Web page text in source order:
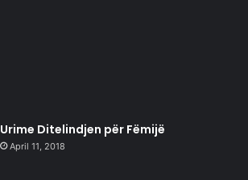
Urime Ditelindjen për Fëmijë
April 11, 2018